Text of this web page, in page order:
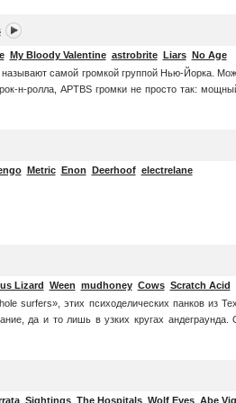
My Bloody Valentine astrobrite Liars No Age
самой громкой группой Нью-Йорка.
рок-н-ролла, APTBS громки не просто так:
Metric Enon Deerhoof electrelane
Lizard Ween mudhoney Cows Scratch Acid
surfers», этих психоделических панков из
да и то лишь в узких кругах андеграунда.
Sightings The Hospitals Wolf Eyes Abe